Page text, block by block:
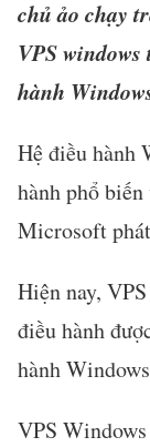
chủ ảo chạy
VPS
hành
Hệ điều hành
hành phổ
Microsoft
Hiện nay,
điều hành
hành
VPS